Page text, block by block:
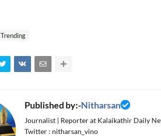
Trending
Published by:-Nitharsan
Journalist | Reporter at Kalaikathir Daily
Twitter : nitharsan_vino